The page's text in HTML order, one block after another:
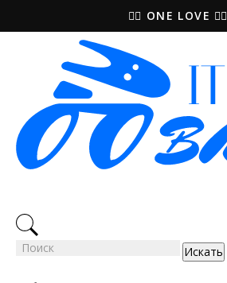
🚵‍♀️ ONE LOVE 🚴‍♀️
Искать